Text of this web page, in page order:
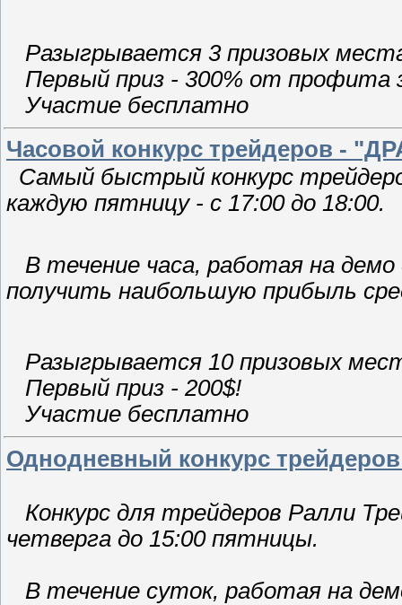
Разыгрывается 3 призовых
Первый приз - 300% от профита
Участие бесплатно
Часовой конкурс трейдеров -
Самый быстрый конкурс
каждую пятницу - с 17:00 до 18:00.
В течение часа, работая на
получить наибольшую прибыль
Разыгрывается 10 призовых
Первый приз - 200$!
Участие бесплатно
Однодневный конкурс
Конкурс для трейдеров Ралли
четверга до 15:00 пятницы.
В течение суток, работая на